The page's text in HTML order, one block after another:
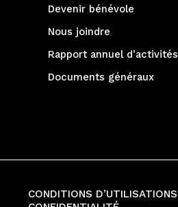
Devenir bénévole
Nous joindre
Rapport annuel d’activités
Documents généraux
CONDITIONS D’UTILISATIONS